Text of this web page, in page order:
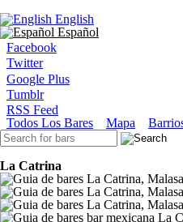
English
Español
Facebook
Twitter
Google Plus
Tumblr
RSS Feed
Menú principal
Todos Los Bares Mapa
Formulario de búsqueda
La Catrina